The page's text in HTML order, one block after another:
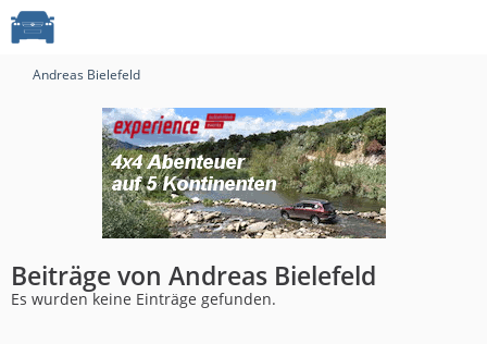
Andreas Bielefeld
Beiträge von Andreas Bielefeld
Es wurden keine Einträge gefunden.